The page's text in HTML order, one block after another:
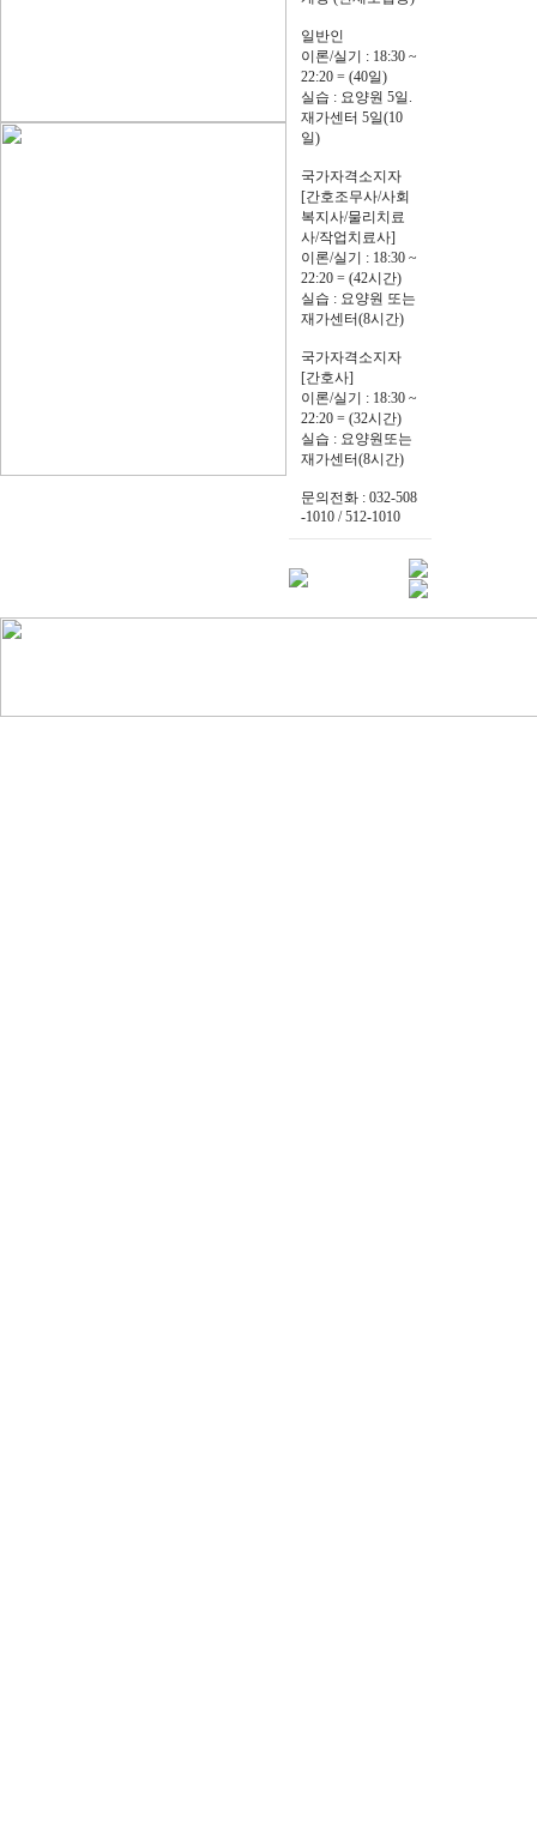
일반인
이론/실기 : 18:30 ~
22:20 = (40일)
실습 : 요양원 5일.
재가센터 5일(10
일)
국가자격소지자
[간호조무사/사회
복지사/물리치료
사/작업치료사]
이론/실기 : 18:30 ~
22:20 = (42시간)
실습 : 요양원 또는
재가센터(8시간)
국가자격소지자
[간호사]
이론/실기 : 18:30 ~
22:20 = (32시간)
실습 : 요양원또는
재가센터(8시간)
문의전화 : 032-508
-1010 / 512-1010